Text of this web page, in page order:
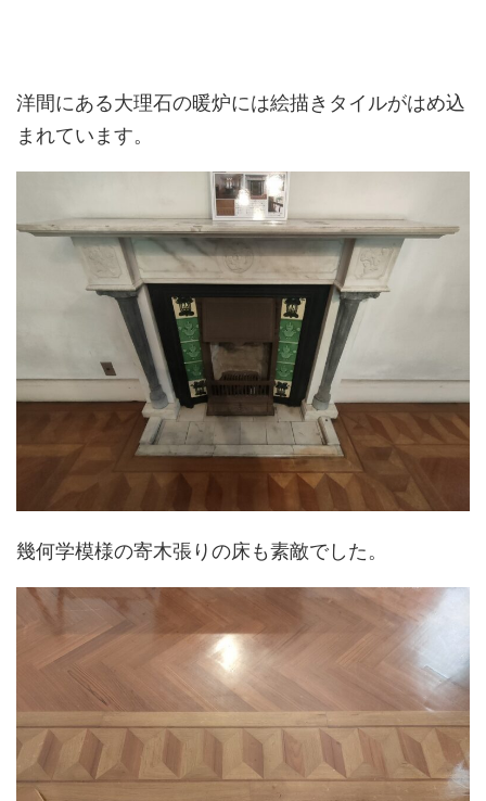
洋間にある大理石の暖炉には絵描きタイルがはめ込
まれています。
幾何学模様の寄木張りの床も素敵でした。